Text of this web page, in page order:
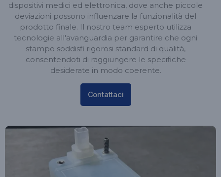
dispositivi medici ed elettronica, dove anche piccole
deviazioni possono influenzare la funzionalità del
prodotto finale. Il nostro team esperto utilizza
tecnologie all'avanguardia per garantire che ogni
stampo soddisfi rigorosi standard di qualità,
consentendoti di raggiungere le specifiche
desiderate in modo coerente.
Contattaci